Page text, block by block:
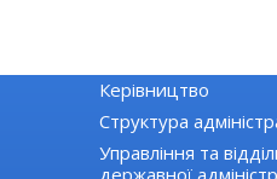
Керівництво
Структура
Управління та
державної